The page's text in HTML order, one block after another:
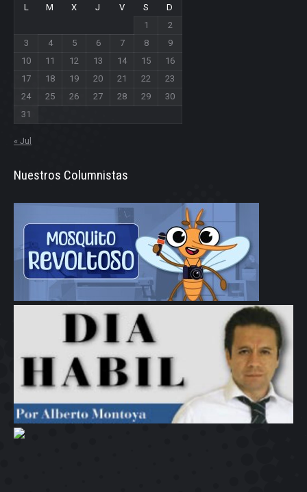
L
M X J V S
D
1
2
3
4 5 6 7 8
9
10
11 12 13 14 15
16
17
18 19 20 21 22
23
24
25 26 27 28 29
30
31
« Jul
Nuestros Columnistas